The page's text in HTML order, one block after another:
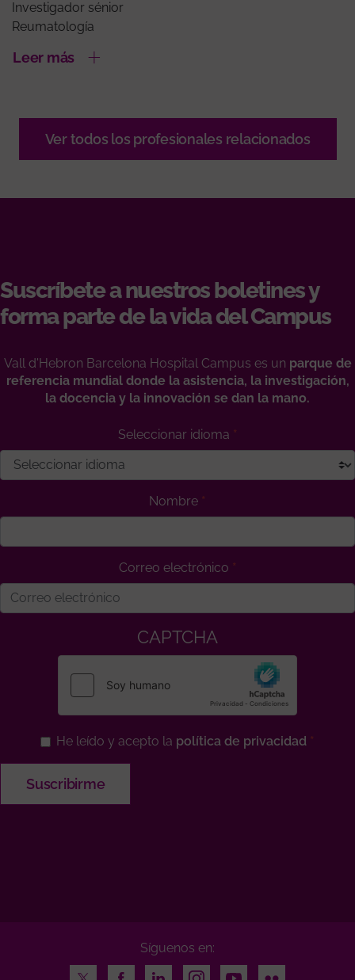
Investigador sénior
Reumatología
Leer más
Ver todos los profesionales relacionados
Suscríbete a nuestros boletines y
forma parte de la vida del Campus
Vall d'Hebron Barcelona Hospital Campus es un parque de
referencia mundial donde la asistencia, la investigación,
la docencia y la innovación se dan la mano.
Seleccionar idioma
Nombre
Correo electrónico
CAPTCHA
He leído y acepto la política de privacidad
Síguenos en:
Twitter
FacebookLinkedInInstagramYoutubeFlickr